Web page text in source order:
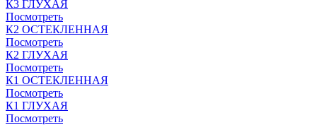
К3 ГЛУХАЯ
Посмотреть
К2 ОСТЕКЛЕННАЯ
Посмотреть
К2 ГЛУХАЯ
Посмотреть
К1 ОСТЕКЛЕННАЯ
Посмотреть
К1 ГЛУХАЯ
Посмотреть